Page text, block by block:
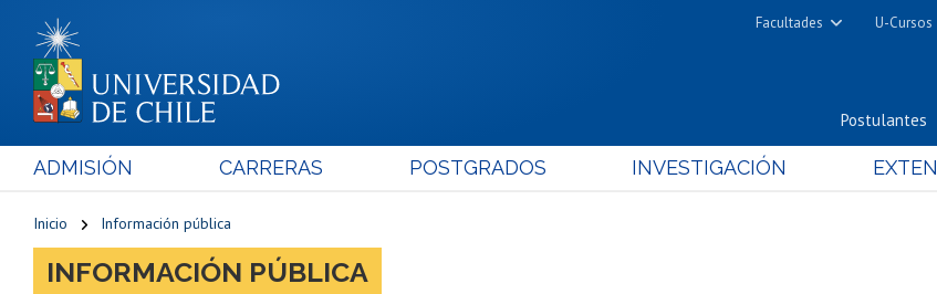
Facultades
Cs. Físicas y
Cs. Químicas y
U-Cursos
Postulantes
ADMISIÓN CARRERAS POSTGRADOS INVESTIGACIÓN
Inicio Información pública
INFORMACIÓN PÚBLICA